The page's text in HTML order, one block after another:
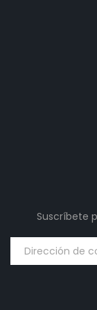
Suscríbete